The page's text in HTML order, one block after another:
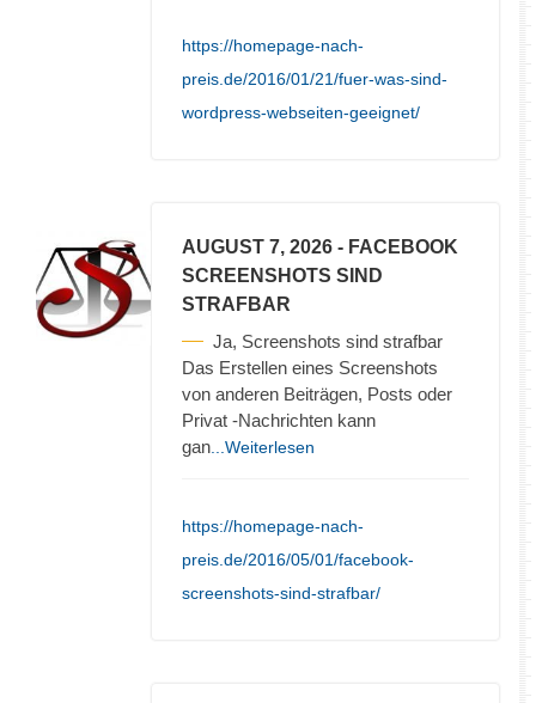
https://homepage-nach-
preis.de/2016/01/21/fuer-was-sind-
wordpress-webseiten-geeignet/
AUGUST 7, 2026 - FACEBOOK
SCREENSHOTS SIND
STRAFBAR
Ja, Screenshots sind strafbar
Das Erstellen eines Screenshots
von anderen Beiträgen, Posts oder
Privat -Nachrichten kann
gan ...Weiterlesen
https://homepage-nach-
preis.de/2016/05/01/facebook-
screenshots-sind-strafbar/